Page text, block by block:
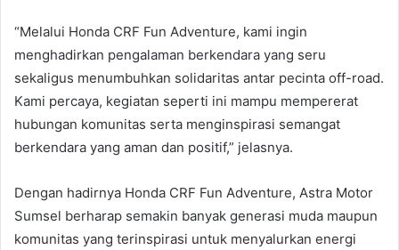
“Melalui Honda CRF Fun Adventure, kami ingin
menghadirkan pengalaman berkendara yang seru
sekaligus menumbuhkan solidaritas antar pecinta off-road.
Kami percaya, kegiatan seperti ini mampu mempererat
hubungan komunitas serta menginspirasi semangat
berkendara yang aman dan positif,” jelasnya.
Dengan hadirnya Honda CRF Fun Adventure, Astra Motor
Sumsel berharap semakin banyak generasi muda maupun
komunitas yang terinspirasi untuk menyalurkan energi